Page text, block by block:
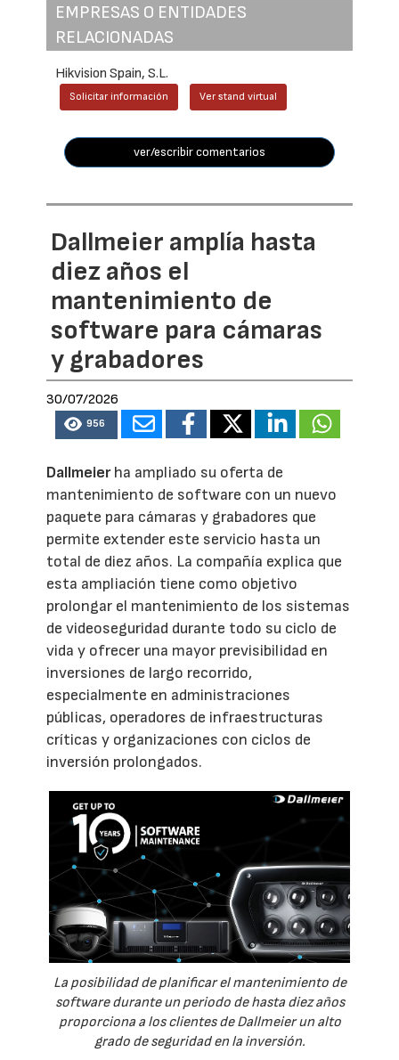
EMPRESAS O ENTIDADES
RELACIONADAS
Hikvision Spain, S.L.
Solicitar información Ver stand virtual
ver/escribir comentarios
Dallmeier amplía hasta
diez años el
mantenimiento de
software para cámaras
y grabadores
30/07/2026
956
Dallmeierha ampliado su oferta de
mantenimiento de software con un nuevo
paquete para cámaras y grabadores que
permite extender este servicio hasta un
total de diez años. La compañía explica que
esta ampliación tiene como objetivo
prolongar el mantenimiento de los sistemas
de videoseguridad durante todo su ciclo de
vida y ofrecer una mayor previsibilidad en
inversiones de largo recorrido,
especialmente en administraciones
públicas, operadores de infraestructuras
críticas y organizaciones con ciclos de
inversión prolongados.
La posibilidad de planificar el mantenimiento de
software durante un periodo de hasta diez años
proporciona a los clientes de Dallmeier un alto
grado de seguridad en la inversión.